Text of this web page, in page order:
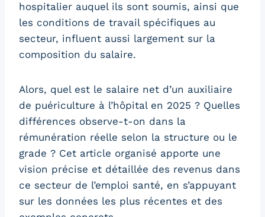
hospitalier auquel ils sont soumis, ainsi que
les conditions de travail spécifiques au
secteur, influent aussi largement sur la
composition du salaire.
Alors, quel est le salaire net d’un auxiliaire
de puériculture à l’hôpital en 2025 ? Quelles
différences observe-t-on dans la
rémunération réelle selon la structure ou le
grade ? Cet article organisé apporte une
vision précise et détaillée des revenus dans
ce secteur de l’emploi santé, en s’appuyant
sur les données les plus récentes et des